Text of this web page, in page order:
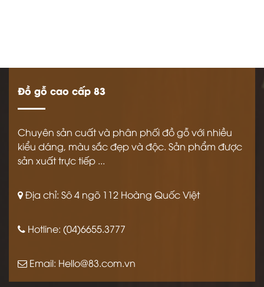
Đồ gỗ cao cấp 83
Chuyên sản cuất và phân phối đồ gỗ với nhiều
kiểu dáng, màu sắc đẹp và độc. Sản phẩm được
sản xuất trực tiếp ...
Địa chỉ: Sô 4 ngõ 112 Hoàng Quốc Việt
Hotline: (04)6655.3777
Email: Hello@83.com.vn